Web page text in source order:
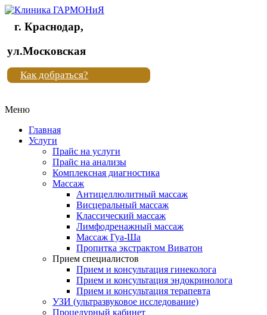
Клиника
"Новая
жизнь"
Клиника
жизнь"
г. Краснодар,
ул.Московская
Как добраться?
Меню
Главная
Услуги
Прайс на услуги
Прайс на анализы
Комплексная диагностика
Массаж
Антицеллюлитный массаж
Висцеральный массаж
Классический массаж
Лимфодренажный массаж
Массаж Гуа-Ша
Пропитка экстрактом Виватон
Прием специалистов
Прием и консультация гинеколога
Прием и консультация эндокринолога
Прием и консультация терапевта
УЗИ (ультразвуковое исследование)
Процедурный кабинет